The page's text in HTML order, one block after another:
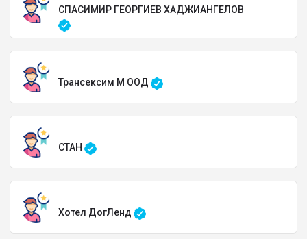
СПАСИМИР ГЕОРГИЕВ ХАДЖИАНГЕЛОВ
Трансексим М ООД
СТАН
Хотел ДогЛенд